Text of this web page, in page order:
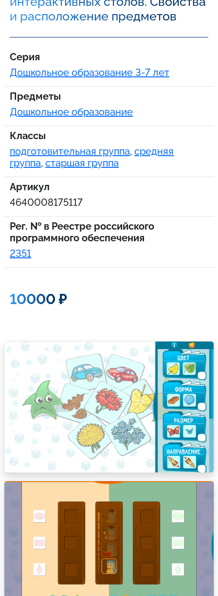
и расположение предметов
Серия
Дошкольное образование 3-7 лет
Предметы
Дошкольное образование
Классы
подготовительная группа, средняя
группа, старшая группа
Артикул
4640008175117
Рег. № в Реестре российского
программного обеспечения
2351
10000 ₽